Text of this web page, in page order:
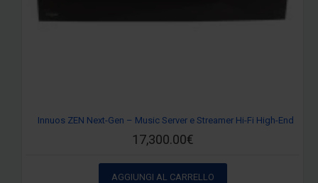
Innuos ZEN Next-Gen – Music Server e Streamer Hi-Fi High-End
17,300.00€
AGGIUNGI AL CARRELLO